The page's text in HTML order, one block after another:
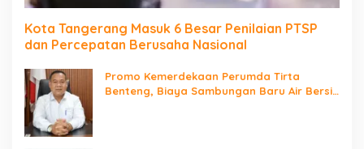
Kota Tangerang Masuk 6 Besar Penilaian PTSP
dan Percepatan Berusaha Nasional
Promo Kemerdekaan Perumda Tirta
Benteng, Biaya Sambungan Baru Air Bersih